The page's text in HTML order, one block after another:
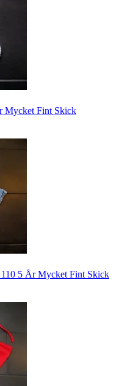
Mycket Fint Skick
5 År Mycket Fint Skick